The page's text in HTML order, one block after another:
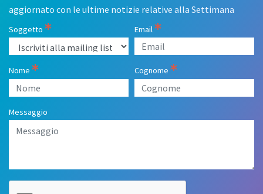
aggiornato con le ultime notizie relative alla Settimana
Soggetto Email
Nome Cognome
Messaggio